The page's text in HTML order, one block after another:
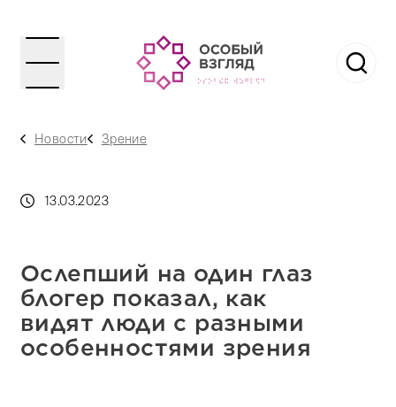
Новости Зрение
13.03.2023
Ослепший на один глаз
блогер показал, как
видят люди с разными
особенностями зрения